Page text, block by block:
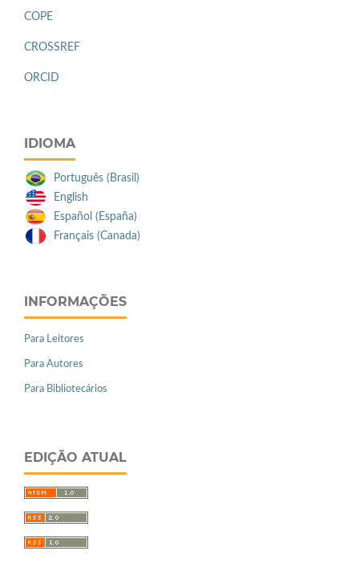
COPE
CROSSREF
ORCID
IDIOMA
Português (Brasil)
English
Español (España)
Français (Canada)
INFORMAÇÕES
Para Leitores
Para Autores
Para Bibliotecários
EDIÇÃO ATUAL